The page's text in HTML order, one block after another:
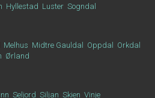
Hyllestad Luster Sogndal
Melhus Midtre Gauldal Oppdal
Orkdal
Ørland
Seljord Siljan Skien Vinje